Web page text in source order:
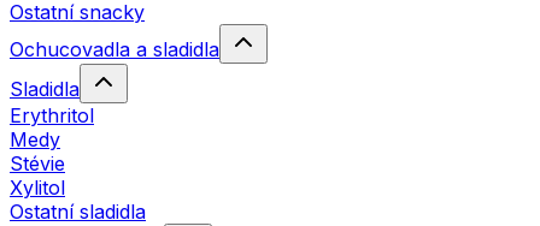
Ostatní snacky
Ochucovadla a sladidla
Sladidla
Erythritol
Medy
Stévie
Xylitol
Ostatní sladidla